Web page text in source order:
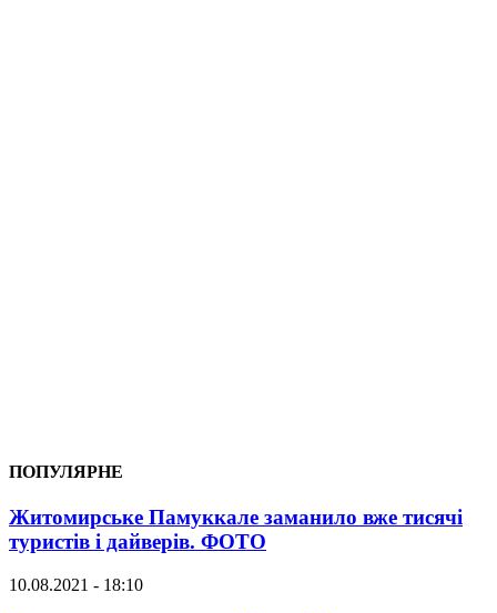
ПОПУЛЯРНЕ
Житомирське Памуккале заманило вже тисячі
туристів і дайверів. ФОТО
10.08.2021 - 18:10